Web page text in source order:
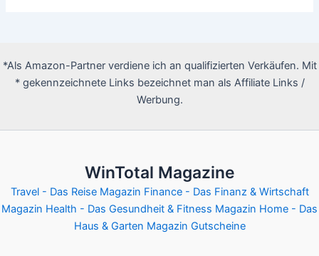
*Als Amazon-Partner verdiene ich an qualifizierten Verkäufen. Mit
* gekennzeichnete Links bezeichnet man als Affiliate Links /
Werbung.
WinTotal Magazine
Travel - Das Reise Magazin Finance - Das Finanz & Wirtschaft
Magazin Health - Das Gesundheit & Fitness Magazin Home - Das
Haus & Garten Magazin Gutscheine